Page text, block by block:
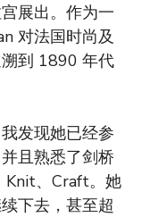
展出。作为一
对法国时尚及
到 1890 年代
发现她已经参
且熟悉了剑桥
Knit、Craft。她
下去，甚至超